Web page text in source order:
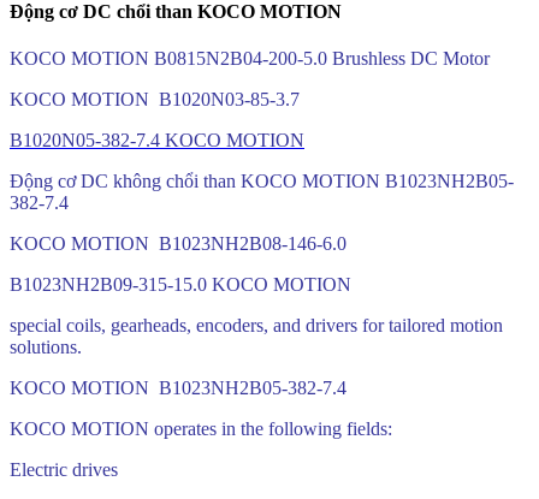
Động cơ DC chổi than KOCO MOTION
KOCO MOTION B0815N2B04-200-5.0 Brushless DC Motor
KOCO MOTION B1020N03-85-3.7
B1020N05-382-7.4 KOCO MOTION
Động cơ DC không chổi than KOCO MOTION B1023NH2B05-
382-7.4
KOCO MOTION B1023NH2B08-146-6.0
B1023NH2B09-315-15.0 KOCO MOTION
special coils, gearheads, encoders, and drivers for tailored motion
solutions.
KOCO MOTION B1023NH2B05-382-7.4
KOCO MOTION operates in the following fields:
Electric drives